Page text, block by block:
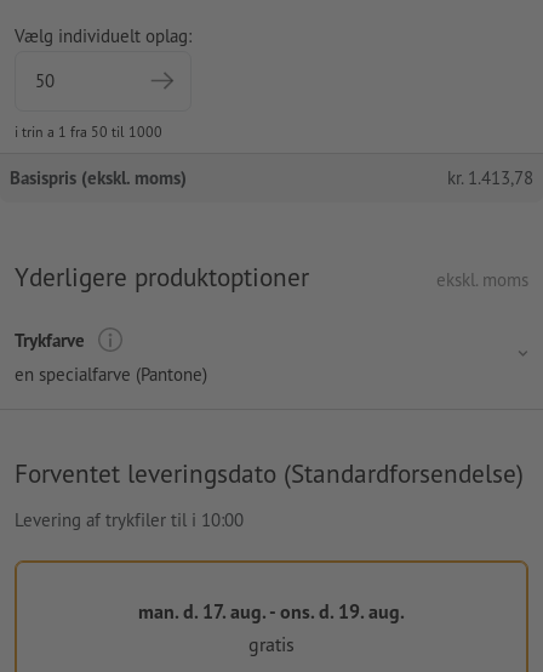
Vælg individuelt oplag:
i trin a 1 fra 50 til 1000
Basispris (ekskl. moms) kr. 1.413,78
Yderligere produktoptioner ekskl. moms
Trykfarve
en specialfarve (Pantone)
Forventet leveringsdato (Standardforsendelse)
Levering af trykfiler til i 10:00
man. d. 17. aug. - ons. d. 19. aug.
gratis